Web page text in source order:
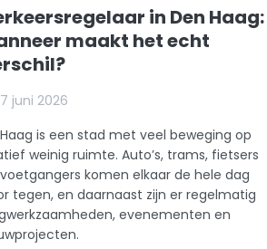
in Den Haag:
maakt het echt
7 juni 2026
is een stad met veel beweging op
weinig ruimte. Auto’s, trams, fietsers
komen elkaar de hele dag
tegen, en daarnaast zijn er regelmatig
evenementen en